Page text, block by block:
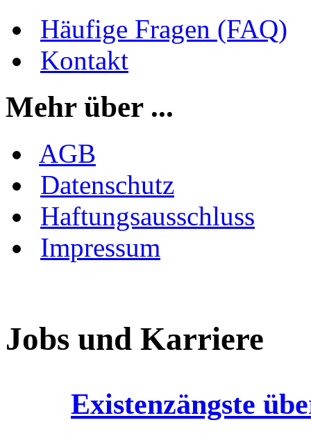
Häufige Fragen (FAQ)
Kontakt
Mehr über ...
AGB
Datenschutz
Haftungsausschluss
Impressum
Jobs und Karriere
Existenzängste